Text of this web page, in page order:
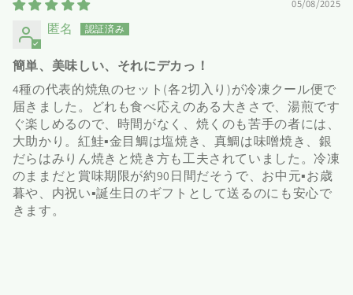
05/08/2025
匿名
簡単、美味しい、それにデカっ！
4種の代表的焼魚のセット(各2切入り)が冷凍クール便で
届きました。どれも食べ応えのある大きさで、湯煎です
ぐ楽しめるので、時間がなく、焼くのも苦手の者には、
大助かり。紅鮭▪️金目鯛は塩焼き、真鯛は味噌焼き、銀
だらはみりん焼きと焼き方も工夫されていました。冷凍
のままだと賞味期限が約90日間だそうで、お中元▪️お歳
暮や、内祝い▪️誕生日のギフトとして送るのにも安心で
きます。